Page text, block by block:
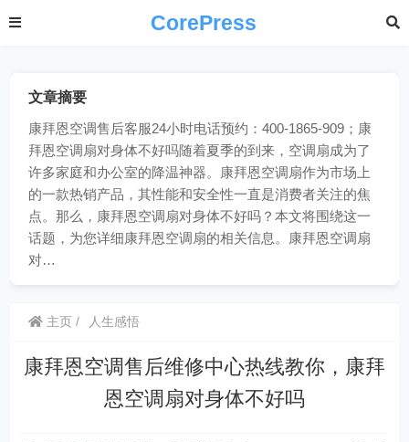
CorePress
文章摘要
康拜恩空调售后客服24小时电话预约：400-1865-909；康
拜恩空调扇对身体不好吗随着夏季的到来，空调扇成为了
许多家庭和办公室的降温神器。康拜恩空调扇作为市场上
的一款热销产品，其性能和安全性一直是消费者关注的焦
点。那么，康拜恩空调扇对身体不好吗？本文将围绕这一
话题，为您详细康拜恩空调扇的相关信息。康拜恩空调扇
对…
主页 人生感悟
康拜恩空调售后维修中心热线教你，康拜
恩空调扇对身体不好吗